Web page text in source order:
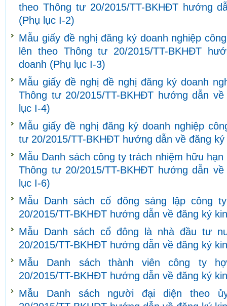
theo Thông tư 20/2015/TT-BKHĐT hướng
(Phụ lục I-2)
Mẫu giấy đề nghị đăng ký doanh nghiệp
lên theo Thông tư 20/2015/TT-BKHĐT
doanh (Phụ lục I-3)
Mẫu giấy đề nghị đề nghị đăng ký doanh
Thông tư 20/2015/TT-BKHĐT hướng dẫn
lục I-4)
Mẫu giấy đề nghị đăng ký doanh nghiệp
tư 20/2015/TT-BKHĐT hướng dẫn về đăng
Mẫu Danh sách công ty trách nhiệm hữu
Thông tư 20/2015/TT-BKHĐT hướng dẫn
lục I-6)
Mẫu Danh sách cổ đông sáng lập công
20/2015/TT-BKHĐT hướng dẫn về đăng ký
Mẫu Danh sách cổ đông là nhà đầu tư
20/2015/TT-BKHĐT hướng dẫn về đăng ký
Mẫu Danh sách thành viên công ty
20/2015/TT-BKHĐT hướng dẫn về đăng ký
Mẫu Danh sách người đại diện theo